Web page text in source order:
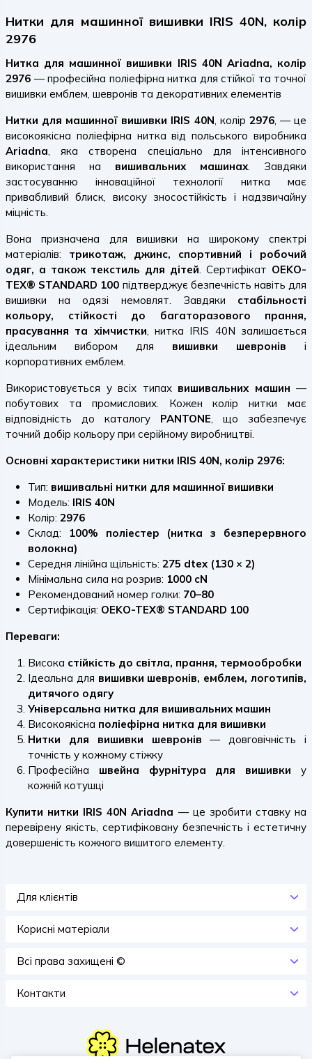
Нитки для машинної вишивки IRIS 40N, колір
2976
Нитка для машинної вишивки IRIS 40N Ariadna, колір
2976 — професійна поліефірна нитка для стійкої та точної
вишивки емблем, шевронів та декоративних елементів
Нитки для машинної вишивки IRIS 40N, колір 2976, — це
високоякісна поліефірна нитка від польського виробника
Ariadna, яка створена спеціально для інтенсивного
використання на вишивальних машинах. Завдяки
застосуванню інноваційної технології нитка має
привабливий блиск, високу зносостійкість і надзвичайну
міцність.
Вона призначена для вишивки на широкому спектрі
матеріалів: трикотаж, джинс, спортивний і робочий
одяг, а також текстиль для дітей. Сертифікат OEKO-
TEX® STANDARD 100 підтверджує безпечність навіть для
вишивки на одязі немовлят. Завдяки стабільності
кольору, стійкості до багаторазового прання,
прасування та хімчистки, нитка IRIS 40N залишається
ідеальним вибором для вишивки шевронів і
корпоративних емблем.
Використовується у всіх типах вишивальних машин —
побутових та промислових. Кожен колір нитки має
відповідність до каталогу PANTONE, що забезпечує
точний добір кольору при серійному виробництві.
Основні характеристики нитки IRIS 40N, колір 2976:
Тип: вишивальні нитки для машинної вишивки
Модель: IRIS 40N
Колір: 2976
Склад:
100% поліестер (нитка з безперервного
волокна)
Середня лінійна щільність: 275 dtex (130 × 2)
Мінімальна сила на розрив: 1000 cN
Рекомендований номер голки: 70–80
Сертифікація: OEKO-TEX® STANDARD 100
Переваги:
Висока стійкість до світла, прання, термообробки
Ідеальна для вишивки шевронів, емблем, логотипів,
дитячого одягу
Універсальна нитка для вишивальних машин
Високоякісна поліефірна нитка для вишивки
Нитки для вишивки шевронів — довговічність і
точність у кожному стіжку
Професійна швейна фурнітура для вишивки у
кожній котушці
Купити нитки IRIS 40N Ariadna — це зробити ставку на
перевірену якість, сертифіковану безпечність і естетичну
довершеність кожного вишитого елементу.
Для клієнтів
Корисні матеріали
Всi права захищенi ©
Контакти